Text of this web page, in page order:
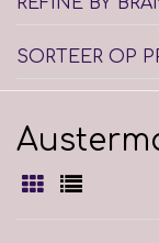
SORTEER OP